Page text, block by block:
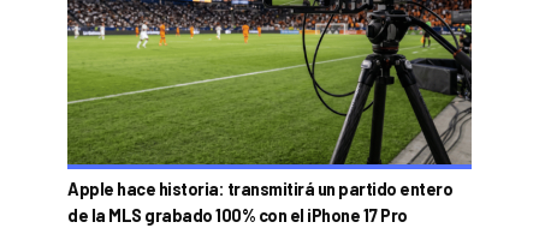
Apple hace historia: transmitirá un partido entero
de la MLS grabado 100% con el iPhone 17 Pro